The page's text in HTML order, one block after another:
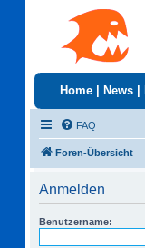
Home News
FAQ
Foren-Übersicht
Anmelden
Benutzername: